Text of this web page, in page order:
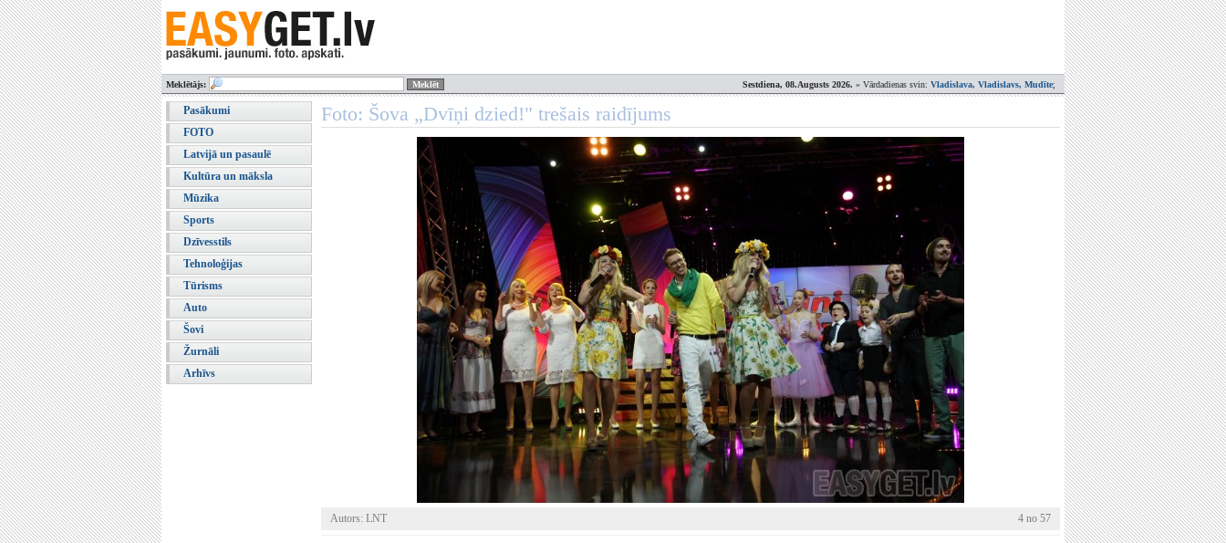
Sestdiena, 08.Augusts 2026. » Vārdadienas svin: Vladislava, Vladislavs, Mudīte;
Meklētājs:
Pasākumi
FOTO
Latvijā un pasaulē
Kultūra un māksla
Mūzika
Sports
Dzīvesstils
Tehnoloģijas
Tūrisms
Auto
Šovi
Žurnāli
Arhīvs
Foto: Šova „Dvīņi dzied!" trešais raidījums
Autors: LNT 4 no 57